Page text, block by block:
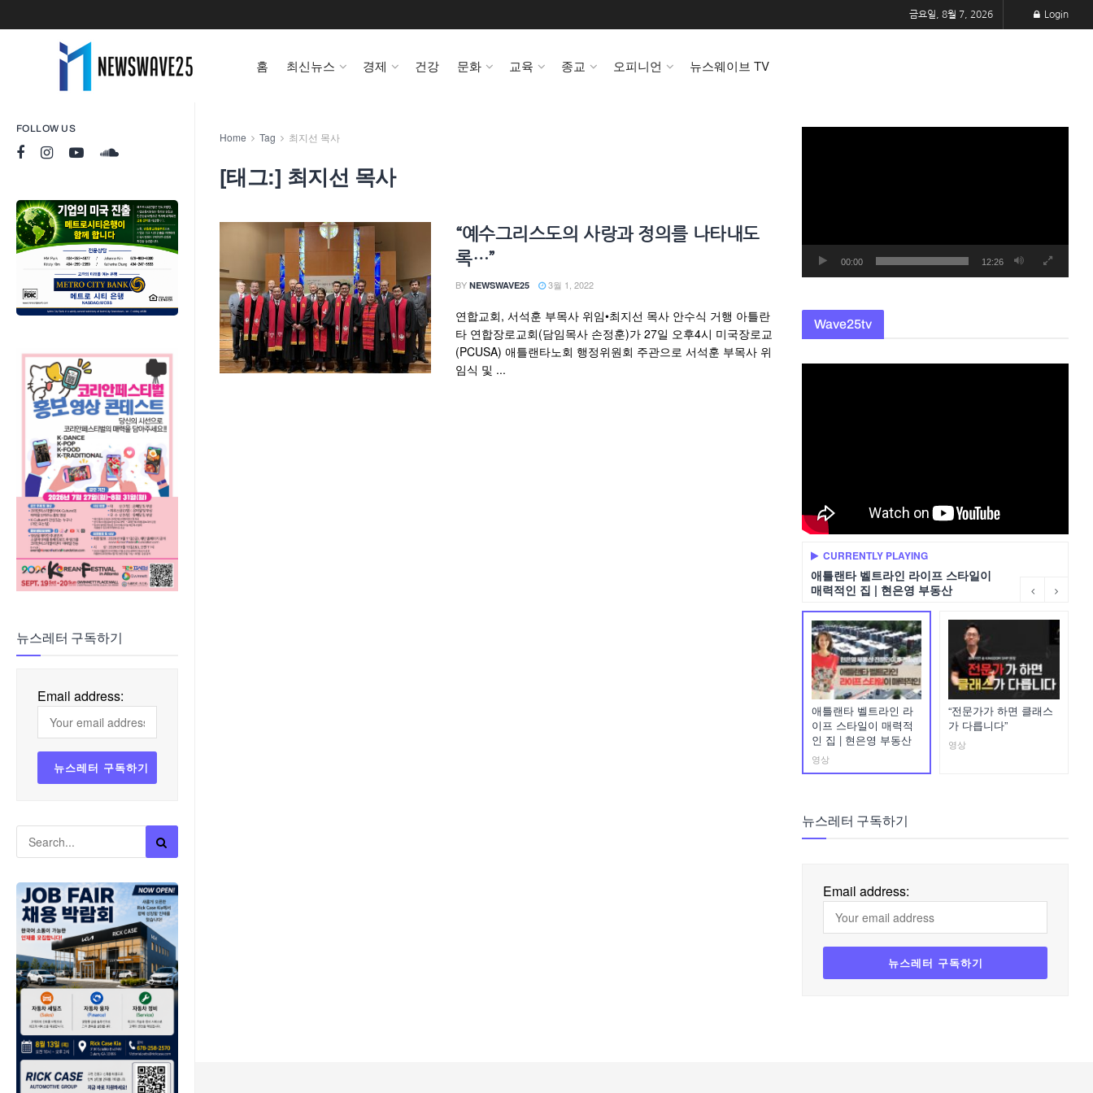
FOLLOW US
뉴스레터 구독하기
Email address:
금요일, 8월 7, 2026 Login
홈 최신뉴스 경제 건강 문화 교육 종교 오피니언 뉴스웨이브 TV
Home Tag 최지선 목사
[태그:] 최지선 목사
“예수그리스도의 사랑과 정의를 나타내도
록…”
BY NEWSWAVE25 3월 1, 2022
연합교회, 서석훈 부목사 위임•최지선 목사 안수식 거행 아틀란
타 연합장로교회(담임목사 손정훈)가 27일 오후4시 미국장로교
(PCUSA) 애틀랜타노회 행정위원회 주관으로 서석훈 부목사 위
임식 및 ...
00:00 12:26
Wave25tv
CURRENTLY PLAYING
애틀랜타 벨트라인 라이프 스타일이
매력적인 집 | 현은영 부동산
애틀랜타 벨트라인 라
이프 스타일이 매력적
인 집 | 현은영 부동산
영상
“전문가가 하면 클래스
가 다릅니다”
영상
뉴스레터 구독하기
Email address: